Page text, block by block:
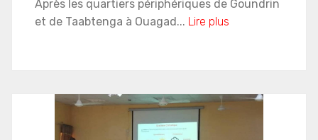
Après les quartiers périphériques de Goundrin
et de Taabtenga à Ouagad... Lire plus